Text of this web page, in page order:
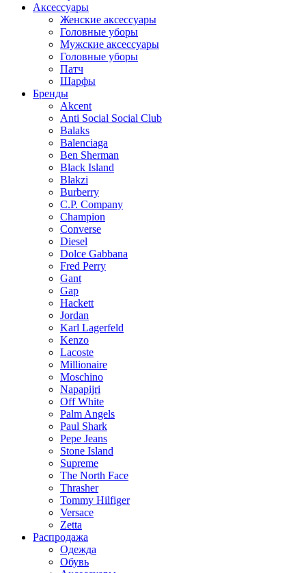
Аксессуары
Женские аксессуары
Головные уборы
Мужские аксессуары
Головные уборы
Патч
Шарфы
Бренды
Akcent
Anti Social Social Club
Balaks
Balenciaga
Ben Sherman
Black Island
Blakzi
Burberry
C.P. Company
Champion
Converse
Diesel
Dolce Gabbana
Fred Perry
Gant
Gap
Hackett
Jordan
Karl Lagerfeld
Kenzo
Lacoste
Millionaire
Moschino
Napapijri
Off White
Palm Angels
Paul Shark
Pepe Jeans
Stone Island
Supreme
The North Face
Thrasher
Tommy Hilfiger
Versace
Zetta
Распродажа
Одежда
Обувь